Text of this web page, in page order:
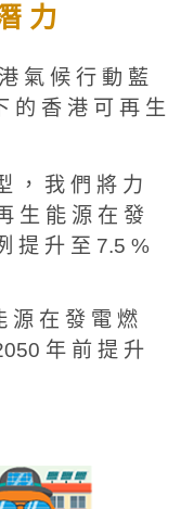
力
氣 候 行 動 藍
的 香 港 可 再 生
， 我 們 將 力
生 能 源 在 發
提 升 至 7.5 %
源 在 發 電 燃
年 前 提 升